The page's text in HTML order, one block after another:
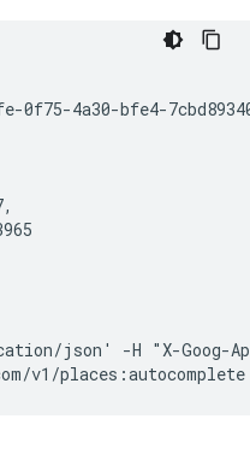
0f75-4a30-bfe4-
json' -H "X-Goog-